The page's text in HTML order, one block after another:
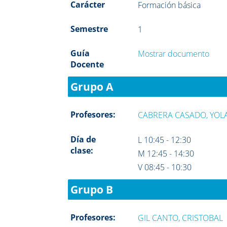
Carácter Formación básica
Semestre 1
Guía
Docente
Mostrar documento
Grupo A
Profesores: CABRERA CASADO,
Día de
clase:
L 10:45 - 12:30
M 12:45 - 14:30
V 08:45 - 10:30
Grupo B
Profesores: GIL CANTO, CRISTOBAL